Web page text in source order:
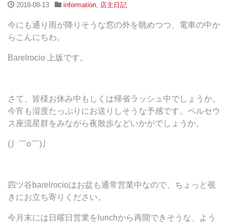
2018-08-13 information, 店主日記
今にも通り雨が降りそうな窓の外を眺めつつ、電車の中か
らこんにちわ。
Barelrocio 上坂です。
さて、皆様お休み中もしくは帰省ラッシュ中でしょうか。
今宵も湿度たっぷりにお送りしそうな予感です。ペルセウ
ス座流星群をみながら夜散歩などいかがでしょうか。
(丿￣ο￣)丿
四ツ谷barelrocioはお盆も通常営業中なので、ちょっと覗
きにお立ち寄りください。
今月末には日曜日営業をlunchから再開できそうな、よう